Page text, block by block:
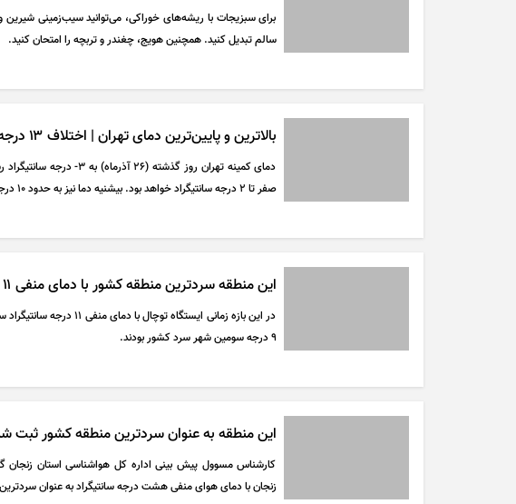
برای سبزیجات با ریشه‌های خوراکی، می‌توانید سیب‌زمینی
سالم تبدیل کنید. همچنین هویج، چغندر و تربچه را امتحان کنید.
بالاترین و پایین‌ترین دمای تهران | اختلاف ۱۳ درجه‌ای دمای شب و روز در تهران
دمای کمینه تهران روز گذشته
صفر تا ۲ درجه سانتیگراد خواهد بود. بیشنیه دما نیز به حدود ۱۰ درجه سانتیگراد نزدیک می‌شود.
این منطقه سردترین منطقه کشور با دمای منفی ۱۱ درجه ثبت شد
در این بازه زمانی ایستگاه
۹ درجه سومین شهر سرد کشور بودند.
این منطقه به عنوان سردترین منطقه کشور ثبت
کارشناس مسوول پیش بینی اداره کل هواشناسی استان زنجان
زنجان با دمای هوای منفی هشت درجه سانتیگراد به عنوان